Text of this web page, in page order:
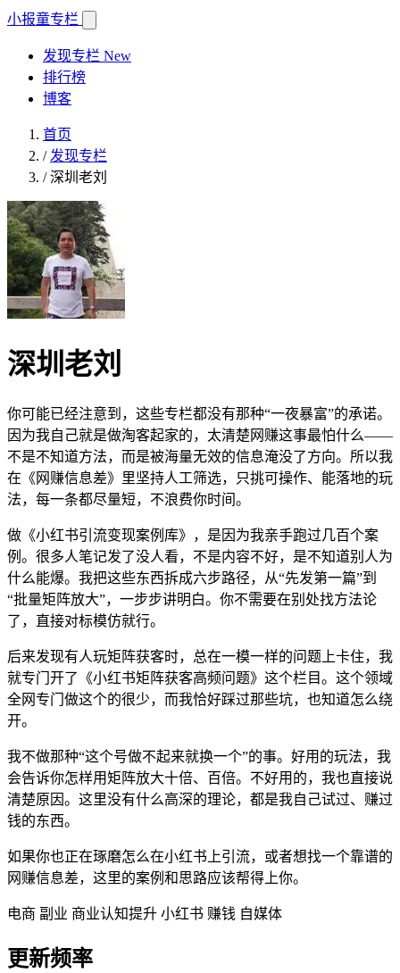
小报童专栏
发现专栏 New
排行榜
博客
首页
/ 发现专栏
/深圳老刘
深圳老刘
你可能已经注意到，这些专栏都没有那种“一夜暴富”的承诺。
因为我自己就是做淘客起家的，太清楚网赚这事最怕什么——
不是不知道方法，而是被海量无效的信息淹没了方向。所以我
在《网赚信息差》里坚持人工筛选，只挑可操作、能落地的玩
法，每一条都尽量短，不浪费你时间。
做《小红书引流变现案例库》，是因为我亲手跑过几百个案
例。很多人笔记发了没人看，不是内容不好，是不知道别人为
什么能爆。我把这些东西拆成六步路径，从“先发第一篇”到
“批量矩阵放大”，一步步讲明白。你不需要在别处找方法论
了，直接对标模仿就行。
后来发现有人玩矩阵获客时，总在一模一样的问题上卡住，我
就专门开了《小红书矩阵获客高频问题》这个栏目。这个领域
全网专门做这个的很少，而我恰好踩过那些坑，也知道怎么绕
开。
我不做那种“这个号做不起来就换一个”的事。好用的玩法，我
会告诉你怎样用矩阵放大十倍、百倍。不好用的，我也直接说
清楚原因。这里没有什么高深的理论，都是我自己试过、赚过
钱的东西。
如果你也正在琢磨怎么在小红书上引流，或者想找一个靠谱的
网赚信息差，这里的案例和思路应该帮得上你。
电商 副业 商业认知提升 小红书 赚钱 自媒体
更新频率